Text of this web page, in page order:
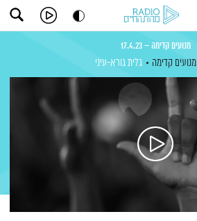
מנועים קדימה – 17.4.23
מנועים קדימה גלית גורא-עיני